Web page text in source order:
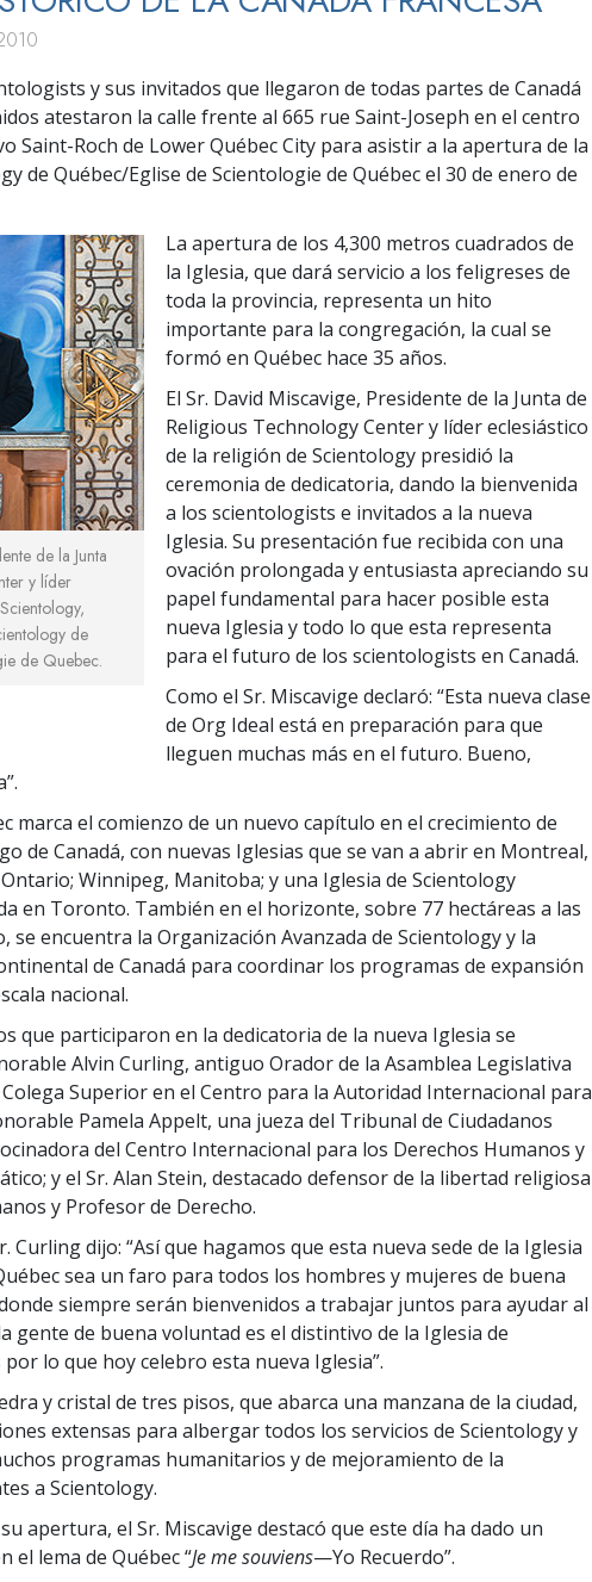
y sus invitados que llegaron de todas partes de Canadá
atestaron la calle frente al 665 rue Saint-Joseph en el centro
Saint-Roch de Lower Québec City para asistir a la apertura de la
de Québec/Eglise de Scientologie de Québec el 30 de enero de
de la Junta
y líder
de
de Quebec.
La apertura de los 4,300 metros cuadrados de
la Iglesia, que dará servicio a los feligreses de
toda la provincia, representa un hito
importante para la congregación, la cual se
formó en Québec hace 35 años.
El Sr. David Miscavige, Presidente de la Junta de
Religious Technology Center y líder eclesiástico
de la religión de Scientology presidió la
ceremonia de dedicatoria, dando la bienvenida
a los scientologists e invitados a la nueva
Iglesia. Su presentación fue recibida con una
ovación prolongada y entusiasta apreciando su
papel fundamental para hacer posible esta
nueva Iglesia y todo lo que esta representa
para el futuro de los scientologists en Canadá.
Como el Sr. Miscavige declaró: “Esta nueva clase
de Org Ideal está en preparación para que
lleguen muchas más en el futuro. Bueno,
marca el comienzo de un nuevo capítulo en el crecimiento de
de Canadá, con nuevas Iglesias que se van a abrir en Montreal,
Winnipeg, Manitoba; y una Iglesia de Scientology
en Toronto. También en el horizonte, sobre 77 hectáreas a las
se encuentra la Organización Avanzada de Scientology y la
de Canadá para coordinar los programas de expansión
nacional.
que participaron en la dedicatoria de la nueva Iglesia se
Alvin Curling, antiguo Orador de la Asamblea Legislativa
Superior en el Centro para la Autoridad Internacional para
Pamela Appelt, una jueza del Tribunal de Ciudadanos
del Centro Internacional para los Derechos Humanos y
y el Sr. Alan Stein, destacado defensor de la libertad religiosa
y Profesor de Derecho.
Curling dijo: “Así que hagamos que esta nueva sede de la Iglesia
sea un faro para todos los hombres y mujeres de buena
siempre serán bienvenidos a trabajar juntos para ayudar al
gente de buena voluntad es el distintivo de la Iglesia de
lo que hoy celebro esta nueva Iglesia”.
y cristal de tres pisos, que abarca una manzana de la ciudad,
extensas para albergar todos los servicios de Scientology y
programas humanitarios y de mejoramiento de la
a Scientology.
apertura, el Sr. Miscavige destacó que este día ha dado un
el lema de Québec “Je me souviens—Yo Recuerdo”.